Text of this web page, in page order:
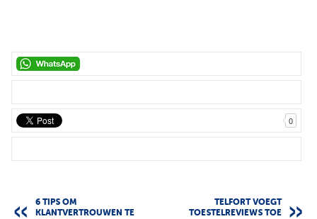
0
6 TIPS OM
KLANTVERTROUWEN TE
TELFORT VOEGT
TOESTELREVIEWS TOE